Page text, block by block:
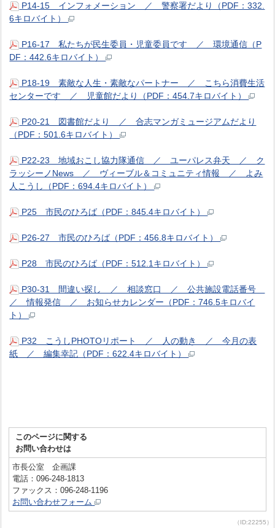
P14-15 インフォメーション ／ 警察署だより（PDF：332.
6キロバイト）
P16-17 私たちが民生委員・児童委員です ／ 環境通信（P
DF：442.6キロバイト）
P18-19 素敵な人生・素敵なパートナー ／ こちら消費生活
センターです ／ 児童館だより（PDF：454.7キロバイト）
P20-21 図書館だより ／ 合志マンガミュージアムだより
（PDF：501.6キロバイト）
P22-23 地域おこし協力隊通信 ／ ユーパレス弁天 ／ ク
ラッシーノNews ／ ヴィーブル＆コミュニティ情報 ／ よみ
人こうし（PDF：694.4キロバイト）
P25 市民のひろば（PDF：845.4キロバイト）
P26-27 市民のひろば（PDF：456.8キロバイト）
P28 市民のひろば（PDF：512.1キロバイト）
P30-31 間違い探し ／ 相談窓口 ／ 公共施設電話番号
／ 情報発信 ／ お知らせカレンダー（PDF：746.5キロバイ
ト）
P32 こうしPHOTOリポート ／ 人の動き ／ 今月の表
紙 ／ 編集幸記（PDF：622.4キロバイト）
このページに関する
お問い合わせは
市長公室 企画課
電話：096-248-1813
ファックス：096-248-1196
お問い合わせフォーム
（ID:22255）